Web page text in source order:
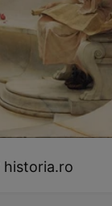
historia.ro